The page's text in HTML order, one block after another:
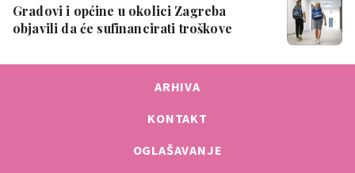
Gradovi i općine u okolici Zagreba
objavili da će sufinancirati troškove
ARHIVA
KONTAKT
OGLAŠAVANJE